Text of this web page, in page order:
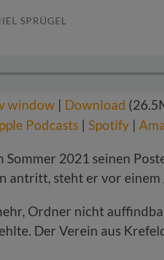
SPRÜGEL
window | Download
Podcasts | Spotify |
Sommer 2021 seinen
antritt, steht er vor
Ordner nicht
Der Verein aus